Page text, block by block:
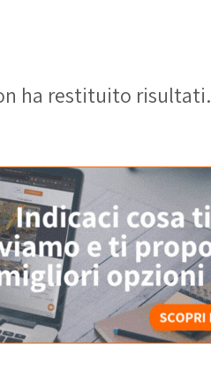
ha restituito risultati.